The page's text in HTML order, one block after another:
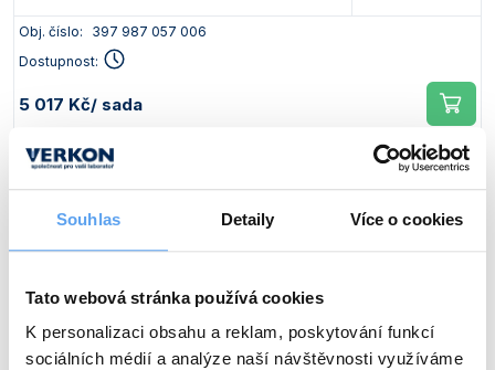
Souhlas Detaily Více o cookies
Tato webová stránka používá cookies
K personalizaci obsahu a reklam, poskytování funkcí
sociálních médií a analýze naší návštěvnosti využíváme
Obj. číslo:
397 987 057 006
Dostupnost:
5 017 Kč/ sada
Popis Typ sady
Korkovrt, sada trubkových nožů 9 nožů
Dostupnost:
7 343 Kč/ sada